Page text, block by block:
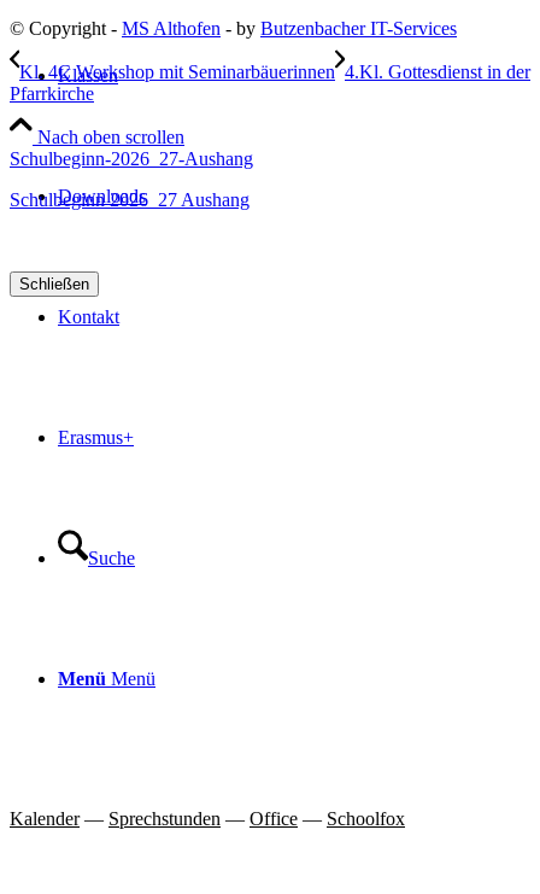
Klassen
Downloads
Kontakt
Erasmus+
Suche
Menü Menü
Kalender— Sprechstunden — Office — Schoolfox
© Copyright - MS Althofen - by Butzenbacher IT-Services
Kl. 4C Workshop mit Seminarbäuerinnen 4.Kl. Gottesdienst in der
Pfarrkirche
Nach oben scrollen
Schulbeginn-2026_27-Aushang
Schulbeginn 2026_27 Aushang
Schließen